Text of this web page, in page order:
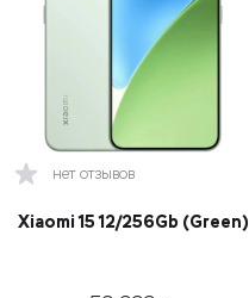
нет отзывов
Xiaomi 15 12/256Gb (Green)